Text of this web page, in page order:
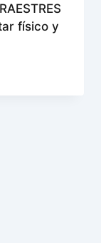
físico y